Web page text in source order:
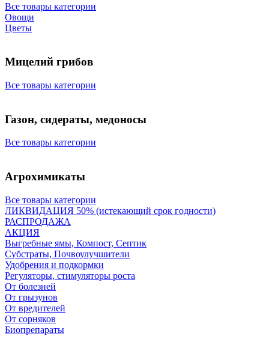
Все товары категории
Овощи
Цветы
Мицелий грибов
Все товары категории
Газон, сидераты, медоносы
Все товары категории
Агрохимикаты
Все товары категории
ЛИКВИДАЦИЯ 50% (истекающий срок годности)
РАСПРОДАЖА
АКЦИЯ
Выгребные ямы, Компост, Септик
Субстраты, Почвоулучшители
Удобрения и подкормки
Регуляторы, стимуляторы роста
От болезней
От грызунов
От вредителей
От сорняков
Биопрепараты